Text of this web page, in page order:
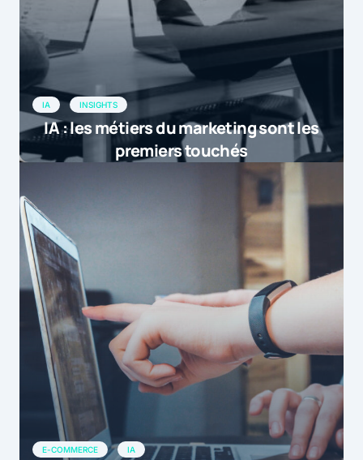
IA INSIGHTS
IA : les métiers du marketing sont les
premiers touchés
E-COMMERCE IA